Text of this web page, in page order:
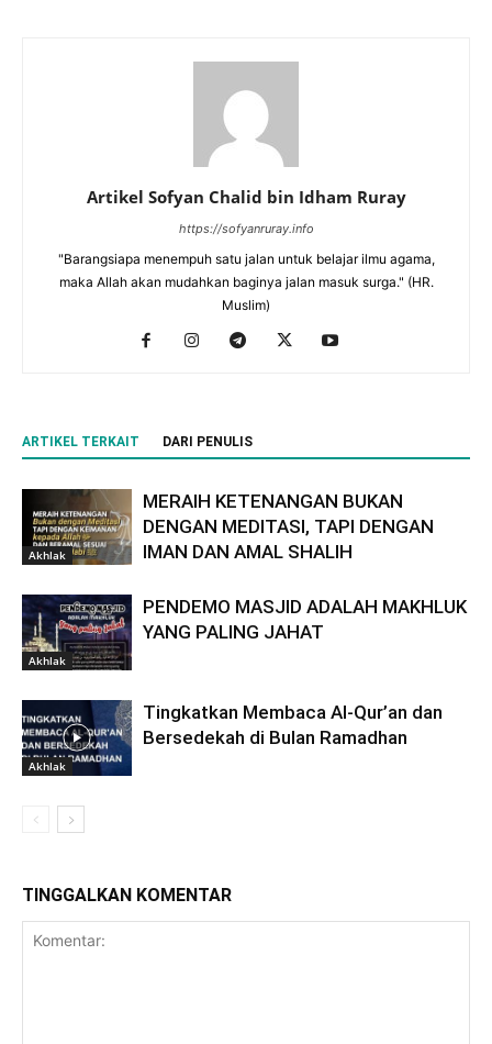
Artikel Sofyan Chalid bin Idham Ruray
https://sofyanruray.info
"Barangsiapa menempuh satu jalan untuk belajar ilmu agama,
maka Allah akan mudahkan baginya jalan masuk surga." (HR.
Muslim)
ARTIKEL TERKAIT DARI PENULIS
Akhlak
MERAIH KETENANGAN BUKAN
DENGAN MEDITASI, TAPI DENGAN
IMAN DAN AMAL SHALIH
Akhlak
PENDEMO MASJID ADALAH MAKHLUK
YANG PALING JAHAT
Akhlak
Tingkatkan Membaca Al-Qur’an dan
Bersedekah di Bulan Ramadhan
TINGGALKAN KOMENTAR